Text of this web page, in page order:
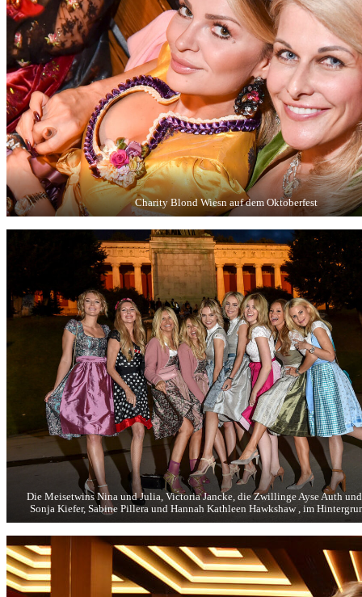
Charity Blond Wiesn auf dem Oktoberfest
Die Meisetwins Nina und Julia, Victoria Jancke, die Zwillinge Ayse Auth
Sonja Kiefer, Sabine Pillera und Hannah Kathleen Hawkshaw , im